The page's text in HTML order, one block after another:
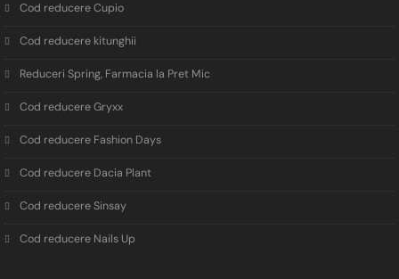
Cod reducere Cupio
Cod reducere kitunghii
Reduceri Spring, Farmacia la Pret Mic
Cod reducere Gryxx
Cod reducere Fashion Days
Cod reducere Dacia Plant
Cod reducere Sinsay
Cod reducere Nails Up